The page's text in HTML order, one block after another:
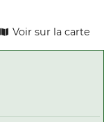
Voir sur la carte